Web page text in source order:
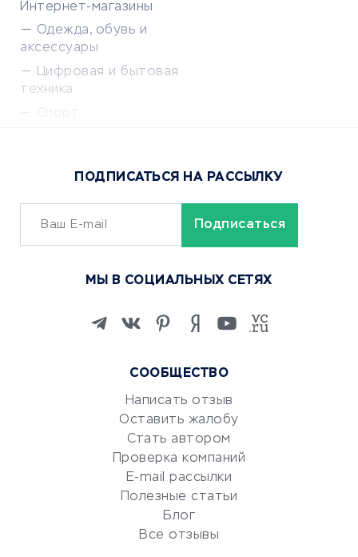
Интернет-магазины
Одежда, обувь и
аксессуары
Цифровая и бытовая
техника
Сервисы доставки
ОБУЧЕНИЕ И РАБОТА
Изучение иностранных
Маркетинг и продажи
Репетиторство
Красота и здоровье
Сервисы по поиску работы
Сетевой маркетинг
УСЛУГИ ДЛЯ БИЗНЕСА
СООБЩЕСТВО
Написать отзыв
Оставить жалобу
Стать автором
Проверка компаний
E-mail рассылки
Полезные статьи
Блог
Все отзывы
ПОДПИСАТЬСЯ НА РАССЫЛКУ
МЫ В СОЦИАЛЬНЫХ СЕТЯХ